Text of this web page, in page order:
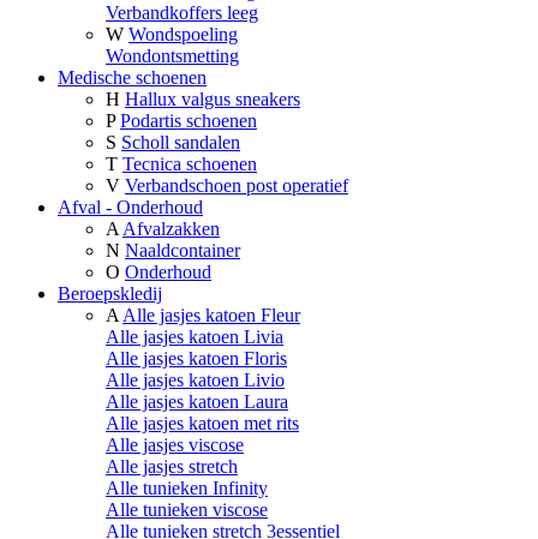
Verbandkoffers leeg
W Wondspoeling
Wondontsmetting
Medische schoenen
H Hallux valgus sneakers
P Podartis schoenen
S Scholl sandalen
T Tecnica schoenen
V Verbandschoen post operatief
Afval - Onderhoud
A Afvalzakken
N Naaldcontainer
O Onderhoud
Beroepskledij
A Alle jasjes katoen Fleur
Alle jasjes katoen Livia
Alle jasjes katoen Floris
Alle jasjes katoen Livio
Alle jasjes katoen Laura
Alle jasjes katoen met rits
Alle jasjes viscose
Alle jasjes stretch
Alle tunieken Infinity
Alle tunieken viscose
Alle tunieken stretch 3essentiel